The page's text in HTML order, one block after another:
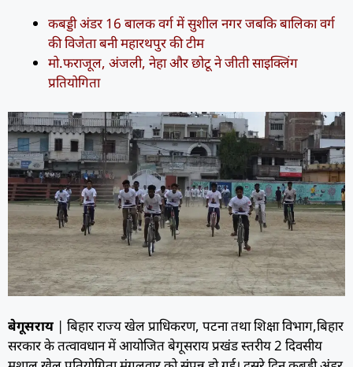
कबड्डी अंडर 16 बालक वर्ग में सुशील नगर जबकि बालिका वर्ग
की विजेता बनी महारथपुर की टीम
मो.फराजूल, अंजली, नेहा और छोटू ने जीती साइक्लिंग
प्रतियोगिता
बेगूसराय | बिहार राज्य खेल प्राधिकरण, पटना तथा शिक्षा विभाग,बिहार
सरकार के तत्वावधान में आयोजित बेगूसराय प्रखंड स्तरीय 2 दिवसीय